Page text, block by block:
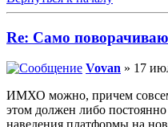
Re: Само
Vovan » 17
ИМХО можно, причем совсем
этом должен либо